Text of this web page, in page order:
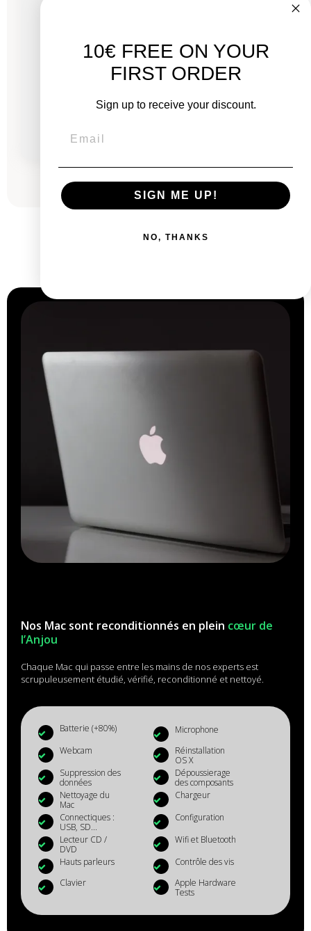
Neuf :
2 099,00 €
782,79 € 464,63 €
Nos Mac sont reconditionnés en plein cœur de
l’Anjou
Chaque Mac qui passe entre les mains de nos experts est
scrupuleusement étudié, vérifié, reconditionné et nettoyé.
Batterie (+80%)
Microphone
Webcam
Réinstallation
OS X
Suppression des
données
Dépoussierage
des composants
Nettoyage du
Mac
Chargeur
Connectiques :
USB, SD...
Configuration
Lecteur CD /
DVD
Wifi et Bluetooth
Hauts parleurs
Contrôle des vis
Clavier
Apple Hardware
Tests
10€ FREE ON YOUR
FIRST ORDER
Sign up to receive your discount.
SIGN ME UP!
NO, THANKS